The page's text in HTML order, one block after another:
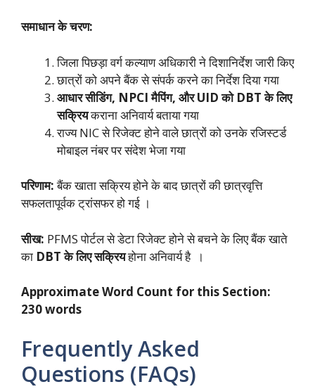
समाधान के चरण:
जिला पिछड़ा वर्ग कल्याण अधिकारी ने दिशानिर्देश जारी किए
छात्रों को अपने बैंक से संपर्क करने का निर्देश दिया गया
आधार सीडिंग, NPCI मैपिंग, और UID को DBT के लिए
सक्रियकराना अनिवार्य बताया गया
राज्य NIC से रिजेक्ट होने वाले छात्रों को उनके रजिस्टर्ड
मोबाइल नंबर पर संदेश भेजा गया
परिणाम:बैंक खाता सक्रिय होने के बाद छात्रों की छात्रवृत्ति
सफलतापूर्वक ट्रांसफर हो गई ।
सीख: PFMS पोर्टल से डेटा रिजेक्ट होने से बचने के लिए बैंक खाते
का DBT के लिए सक्रियहोना अनिवार्य है ।
Approximate Word Count for this Section:
230 words
Frequently Asked
Questions (FAQs)